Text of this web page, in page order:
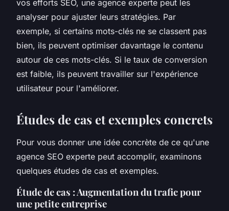
vos efforts SEO, une agence experte peut les
analyser pour ajuster leurs stratégies. Par
exemple, si certains mots-clés ne se classent pas
bien, ils peuvent optimiser davantage le contenu
autour de ces mots-clés. Si le taux de conversion
est faible, ils peuvent travailler sur l'expérience
utilisateur pour l'améliorer.
Études de cas et exemples concrets
Pour vous donner une idée concrète de ce qu'une
agence SEO experte peut accomplir, examinons
quelques études de cas et exemples.
Étude de cas : Augmentation du trafic pour
une petite entreprise